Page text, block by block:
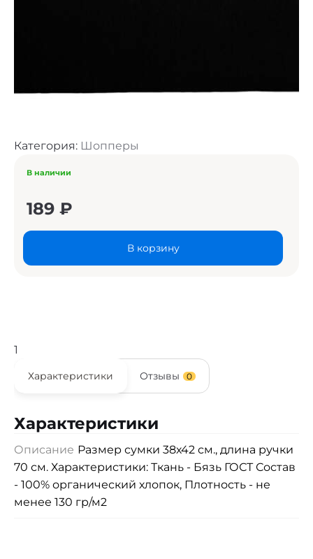
Категория: Шопперы
В наличии
189 ₽
В корзину
1
Характеристики Отзывы 0
Характеристики
Описание Размер сумки 38х42 см., длина ручки
70 см. Характеристики: Ткань - Бязь ГОСТ Состав
- 100% органический хлопок, Плотность - не
менее 130 гр/м2